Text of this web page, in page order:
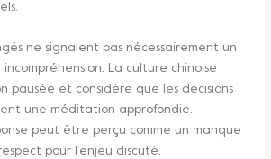
ne signalent pas nécessairement un
La culture chinoise
pausée et considère que les décisions
une méditation approfondie.
peut être perçu comme un manque
pour l’enjeu discuté.